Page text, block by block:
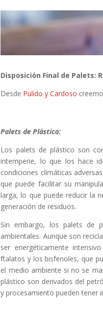
Disposición Final de Palets:
Desde Pulido y Cardoso
Palets de Plástico:
Los palets de plástico son
intemperie, lo que los hace
condiciones climáticas
que puede facilitar su
larga, lo que puede reducir la
generación de residuos.
Sin embargo, los palets de
ambientales. Aunque son
ser energéticamente
ftalatos y los bisfenoles, que
el medio ambiente si no se
plástico son derivados del
y procesamiento pueden tener